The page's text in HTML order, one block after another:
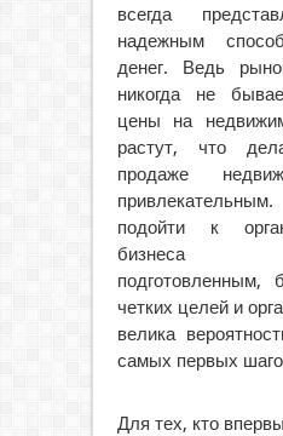
всегда
надежным
денег. Ведь
никогда не
цены на
растут, что
продаже
привлекательным.
подойти к
бизнеса
подготовленным,
четких целей и
велика
самых первых
Для тех, кто